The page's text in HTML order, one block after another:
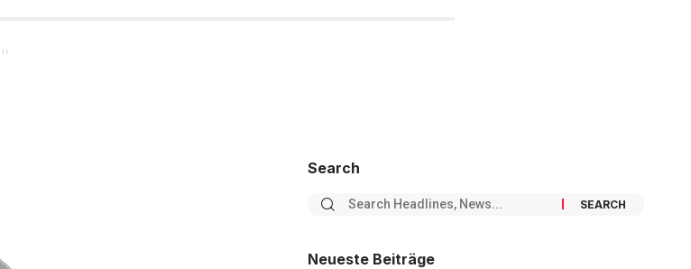
Search
Neueste Beiträge